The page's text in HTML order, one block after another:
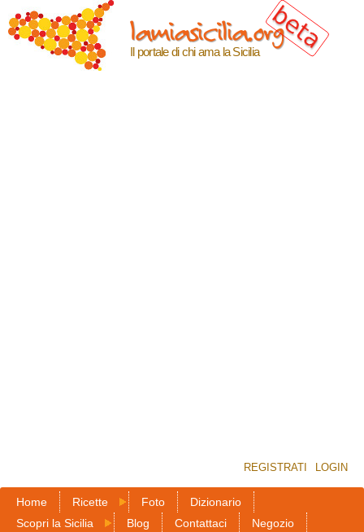
contenuto
principale
lamiasicilia.org
Il portale di chi ama la Sicilia
REGISTRATI LOGIN
Home Ricette Foto
Dizionario
Scopri la Sicilia
Blog Contattaci Negozio